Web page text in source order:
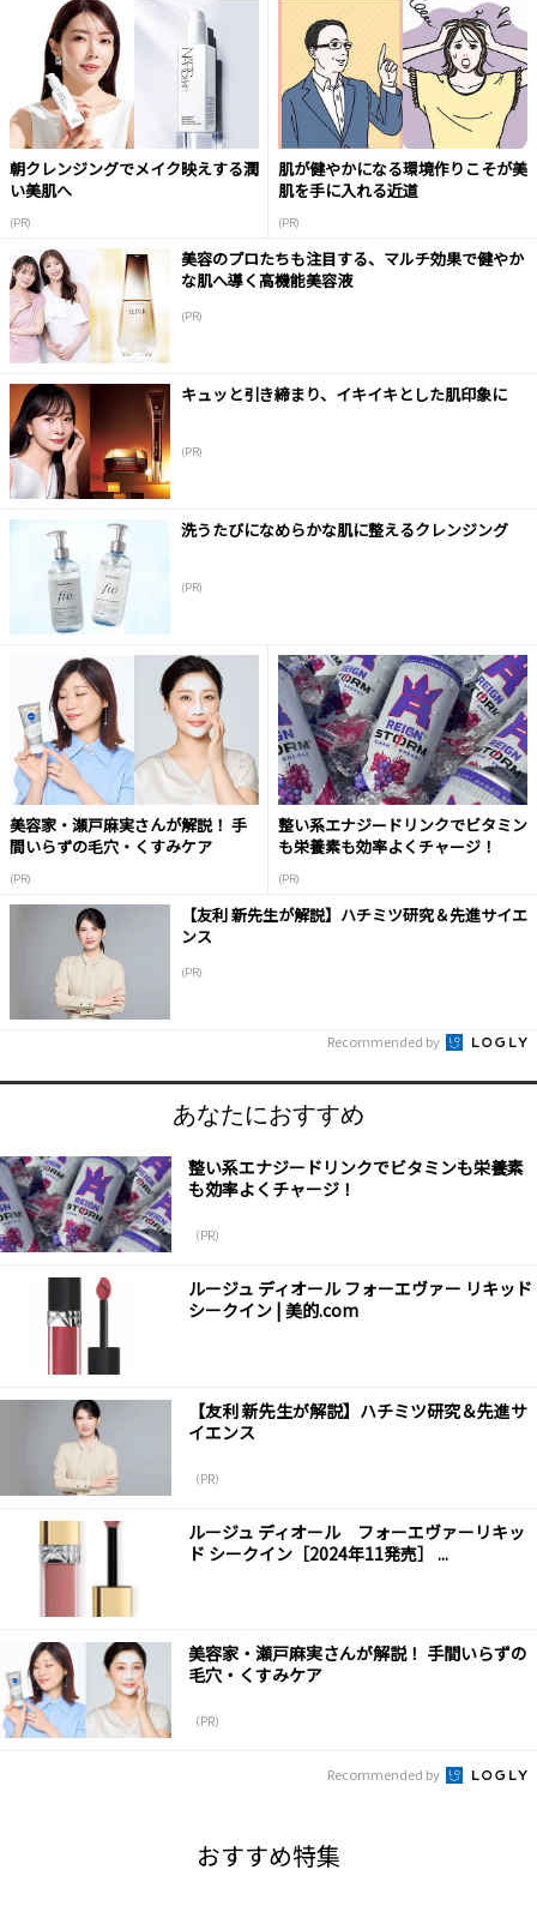
朝クレンジングでメイク映えする潤
い美肌へ
(PR)
肌が健やかになる環境作りこそが美
肌を手に入れる近道
(PR)
美容のプロたちも注目する、マルチ効果で健やか
な肌へ導く高機能美容液
(PR)
キュッと引き締まり、イキイキとした肌印象に
(PR)
洗うたびになめらかな肌に整えるクレンジング
(PR)
美容家・瀬戸麻実さんが解説！ 手
間いらずの毛穴・くすみケア
(PR)
整い系エナジードリンクでビタミン
も栄養素も効率よくチャージ！
(PR)
【友利 新先生が解説】ハチミツ研究＆先進サイエ
ンス
(PR)
Recommended by
あなたにおすすめ
整い系エナジードリンクでビタミンも栄養素
も効率よくチャージ！
（PR）
ルージュ ディオール フォーエヴァー リキッド
シークイン | 美的.com
【友利 新先生が解説】ハチミツ研究＆先進サ
イエンス
（PR）
ルージュ ディオール フォーエヴァーリキッ
ド シークイン［2024年11発売］ ...
美容家・瀬戸麻実さんが解説！ 手間いらずの
毛穴・くすみケア
（PR）
Recommended by
おすすめ特集